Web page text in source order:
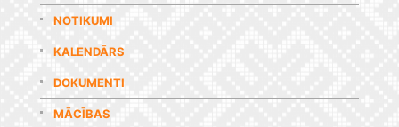
NOTIKUMI
KALENDĀRS
DOKUMENTI
MĀCĪBAS